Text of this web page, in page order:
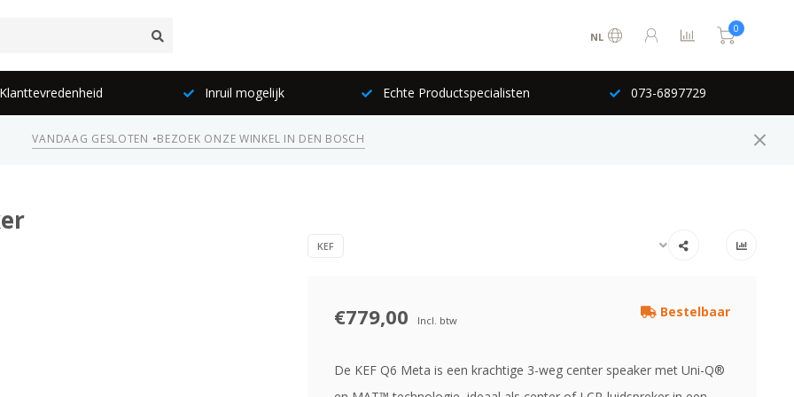
NL
0
Inruil mogelijk Echte Productspecialisten 073-6897729
VANDAAG GESLOTEN •BEZOEK ONZE WINKEL IN DEN BOSCH
KEF
€779,00 Incl. btw
Bestelbaar
De KEF Q6 Meta is een krachtige 3-weg center speaker met Uni-Q®